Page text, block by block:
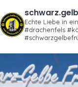
Echte Liebe in
#drachenfels